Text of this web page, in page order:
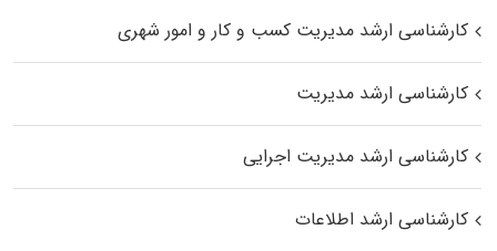
کارشناسی ارشد مدیریت کسب و کار و امور شهری
کارشناسی ارشد مدیریت
کارشناسی ارشد مدیریت اجرایی
کارشناسی ارشد اطلاعات